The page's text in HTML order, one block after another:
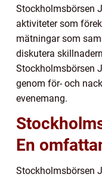
Stockholmsbörsen
aktiviteter som
mätningar som
diskutera
Stockholmsbörsen
genom för- och
evenemang.
En
Stockholmsbörsen